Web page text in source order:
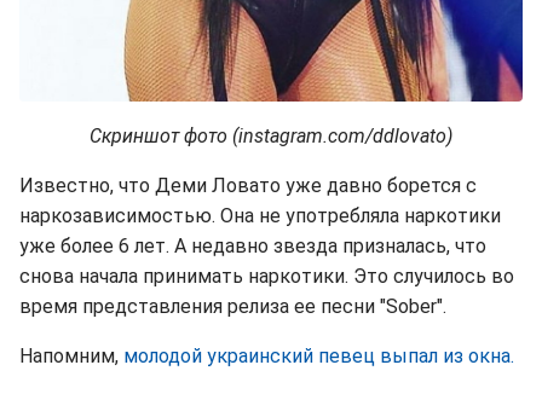
Скриншот фото (instagram.com/ddlovato)
Известно, что Деми Ловато уже давно борется с
наркозависимостью. Она не употребляла наркотики
уже более 6 лет. А недавно звезда призналась, что
снова начала принимать наркотики. Это случилось во
время представления релиза ее песни "Sober".
Напомним, молодой украинский певец выпал из окна.